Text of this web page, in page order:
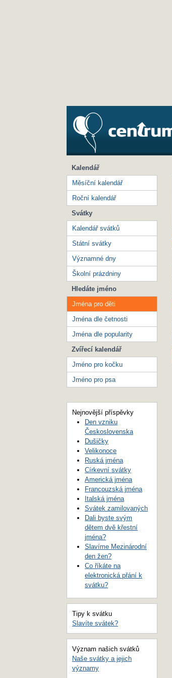
Kalendář
Měsíční kalendář
Roční kalendář
Svátky
Kalendář svátků
Státní svátky
Významné dny
Školní prázdniny
Hledáte jméno
Jména pro děti
Jména dle četnosti
Jména dle popularity
Zvířecí kalendář
Jméno pro kočku
Jméno pro psa
Nejnovější příspěvky
Den vzniku
Československa
Dušičky
Velikonoce
Ruská jména
Církevní svátky
Americká jména
Francouzská jména
Italská jména
Svátek zamilovaných
Dali byste svým
dětem dvě křestní
jména?
Slavíme Mezinárodní
den žen?
Co říkáte na
elektronická přání k
svátku?
Tipy k svátku
Slavíte svátek?
Význam našich svátků
Naše svátky a jejich
významy